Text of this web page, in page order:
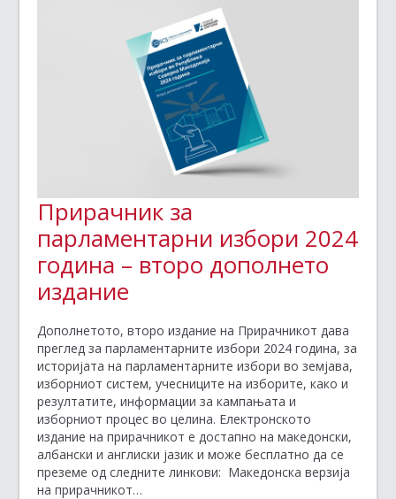
Прирачник за
парламентарни избори 2024
година – второ дополнето
издание
Дополнетото, второ издание на Прирачникот дава
преглед за парламентарните избори 2024 година, за
историјата на парламентарните избори во земјава,
изборниот систем, учесниците на изборите, како и
резултатите, информации за кампањата и
изборниот процес во целина. Електронското
издание на прирачникот е достапно на македонски,
албански и англиски јазик и може бесплатно да се
преземе од следните линкови: Македонска верзија
на прирачникот…